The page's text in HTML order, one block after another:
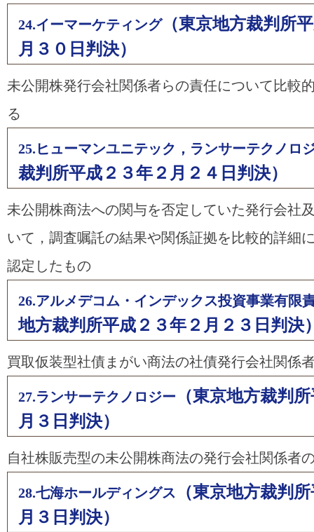
24.イーマーケティング（東京地方裁判所
月３０日判決）
未公開株発行会社関係者らの責任について比較
る
25.ヒューマンユニテック，ランサーテクノロ
裁判所平成２３年２月２４日判決）
未公開株商法への関与を否定していた発行会社
いて，調査嘱託の結果や関係証拠を比較的詳細
認定したもの
26.アルメデコム・インデックス投資事業有限
地方裁判所平成２３年２月２３日判決
買取仮装型社債まがい商法の社債発行会社関係
27.ランサーテクノロジー
（東京地方裁判
月３日判決）
自社株販売型の未公開株商法の発行会社関係者
28.七海ホールディングス
（東京地方裁判
月３日判決）